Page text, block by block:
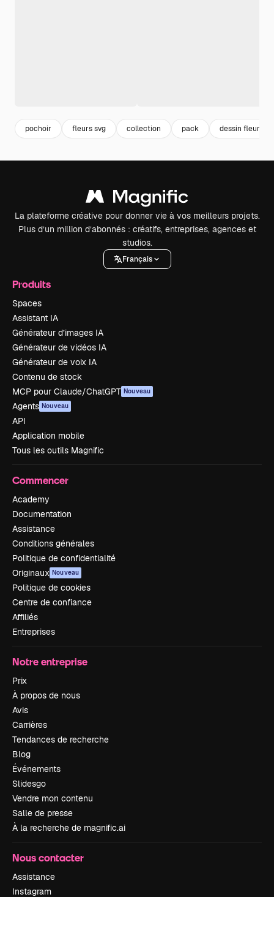
pochoir fleurs svg collection pack dessin fleur
La plateforme créative pour donner vie à vos meilleurs projets.
Plus d’un million d’abonnés : créatifs, entreprises, agences et
studios.
Français
Produits
Spaces
Assistant IA
Générateur d’images IA
Générateur de vidéos IA
Générateur de voix IA
Contenu de stock
MCP pour Claude/ChatGPT Nouveau
Agents Nouveau
API
Application mobile
Tous les outils Magnific
Commencer
Academy
Documentation
Assistance
Conditions générales
Politique de confidentialité
Originaux Nouveau
Politique de cookies
Centre de confiance
Affiliés
Entreprises
Notre entreprise
Prix
À propos de nous
Avis
Carrières
Tendances de recherche
Blog
Événements
Slidesgo
Vendre mon contenu
Salle de presse
À la recherche de magnific.ai
Nous contacter
Assistance
Instagram